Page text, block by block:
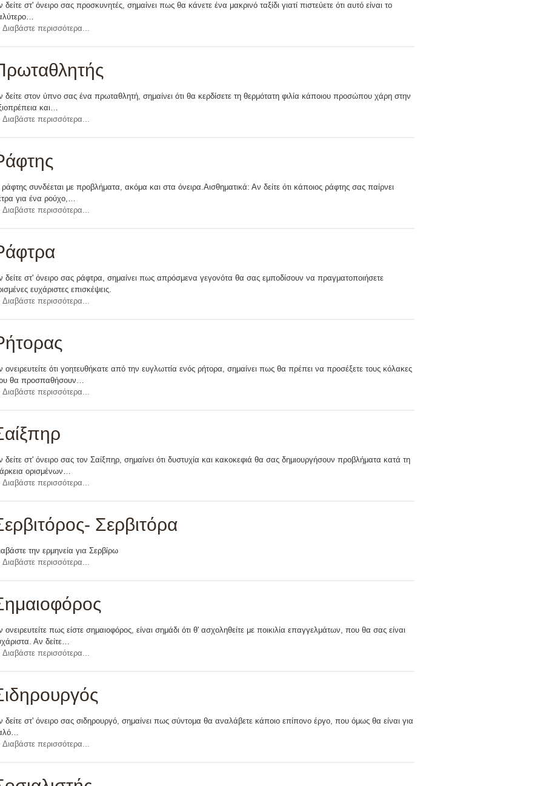
δείτε στ' όνειρο σας προσκυνητές, σημαίνει πως θα κάνετε ένα μακρινό ταξίδι γιατί πιστεύετε ότι αυτό είναι το
Διαβάστε περισσότερα...
δείτε στον ύπνο σας ένα πρωταθλητή, σημαίνει ότι θα κερδίσετε τη θερμότατη φιλία κάποιου προσώπου χάρη στην
και…
Διαβάστε περισσότερα...
συνδέεται με προβλήματα, ακόμα και στα όνειρα.Αισθηματικά: Αν δείτε ότι κάποιος ράφτης σας παίρνει
για ένα ρούχο,…
Διαβάστε περισσότερα...
δείτε στ' όνειρο σας ράφτρα, σημαίνει πως απρόσμενα γεγονότα θα σας εμποδίσουν να πραγματοποιήσετε
ευχάριστες επισκέψεις.
Διαβάστε περισσότερα...
ονειρευτείτε ότι γοητευθήκατε από την ευγλωττία ενός ρήτορα, σημαίνει πως θα πρέπει να προσέξετε τους κόλακες
θα προσπαθήσουν…
Διαβάστε περισσότερα...
δείτε στ' όνειρο σας τον Σαίξπηρ, σημαίνει ότι δυστυχία και κακοκεφιά θα σας δημιουργήσουν προβλήματα κατά τη
ορισμένων…
Διαβάστε περισσότερα...
Σερβιτόρα
την ερμηνεία για Σερβίρω
Διαβάστε περισσότερα...
ονειρευτείτε πως είστε σημαιοφόρος, είναι σημάδι ότι θ' ασχοληθείτε με ποικιλία επαγγελμάτων, που θα σας είναι
Αν δείτε…
Διαβάστε περισσότερα...
δείτε στ' όνειρο σας σιδηρουργό, σημαίνει πως σύντομα θα αναλάβετε κάποιο επίπονο έργο, που όμως θα είναι για
Διαβάστε περισσότερα...